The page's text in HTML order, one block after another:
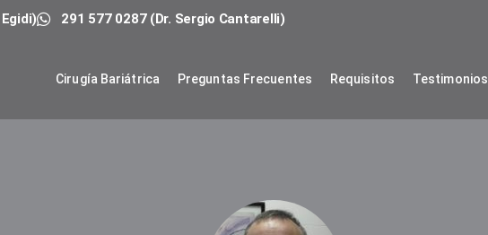
291 577 0287 (Dr. Sergio Cantarelli)
Cirugía Bariátrica Preguntas Frecuentes Requisitos Testimonios